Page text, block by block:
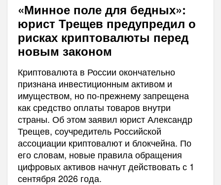
«Минное поле для бедных»:
юрист Трещев предупредил о
рисках криптовалюты перед
новым законом
Криптовалюта в России окончательно
признана инвестиционным активом и
имуществом, но по-прежнему запрещена
как средство оплаты товаров внутри
страны. Об этом заявил юрист Александр
Трещев, соучредитель Российской
ассоциации криптовалют и блокчейна. По
его словам, новые правила обращения
цифровых активов начнут действовать с 1
сентября 2026 года.